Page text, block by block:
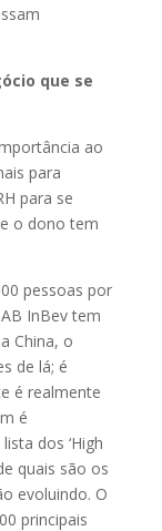
que se
ao
para
para se
o dono tem
pessoas por
InBev tem
China, o
de lá; é
é realmente
é
dos ‘High
quais são os
evoluindo. O
principais